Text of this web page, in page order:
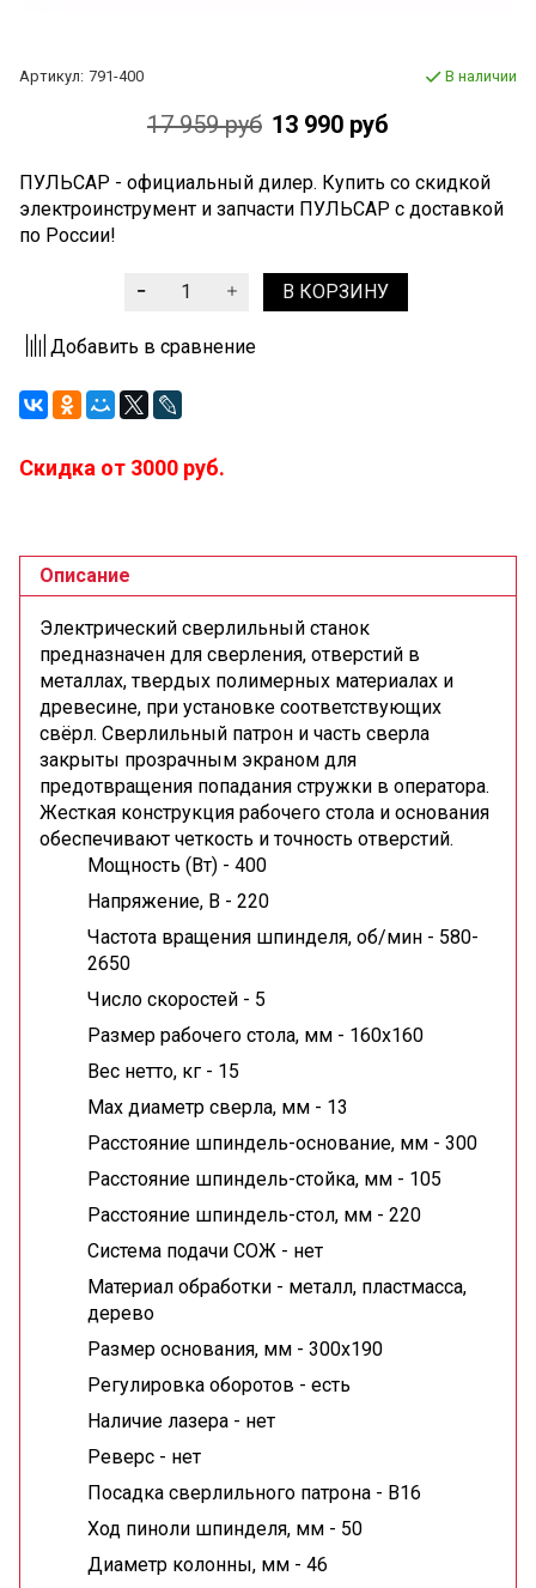
Артикул: 791-400 В наличии
17 959 руб 13 990 руб
ПУЛЬСАР - официальный дилер. Купить со скидкой
электроинструмент и запчасти ПУЛЬСАР c доставкой
по России!
В КОРЗИНУ
Добавить в сравнение
Скидка от 3000 руб.
Описание
Электрический сверлильный станок
предназначен для сверления, отверстий в
металлах, твердых полимерных материалах и
древесине, при установке соответствующих
свёрл. Сверлильный патрон и часть сверла
закрыты прозрачным экраном для
предотвращения попадания стружки в оператора.
Жесткая конструкция рабочего стола и основания
обеспечивают четкость и точность отверстий.
Мощность (Вт) - 400
Напряжение, В - 220
Частота вращения шпинделя, об/мин - 580-
2650
Число скоростей - 5
Размер рабочего стола, мм - 160x160
Вес нетто, кг - 15
Max диаметр сверла, мм - 13
Расстояние шпиндель-основание, мм - 300
Расстояние шпиндель-стойка, мм - 105
Расстояние шпиндель-стол, мм - 220
Система подачи СОЖ - нет
Материал обработки - металл, пластмасса,
дерево
Размер основания, мм - 300x190
Регулировка оборотов - есть
Наличие лазера - нет
Реверс - нет
Посадка сверлильного патрона - B16
Ход пиноли шпинделя, мм - 50
Диаметр колонны, мм - 46